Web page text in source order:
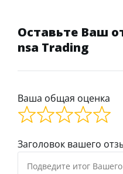
Оставьте Ваш
nsa Trading
Ваша общая оценка
Заголовок вашего